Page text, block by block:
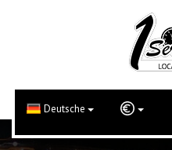
Deutsche